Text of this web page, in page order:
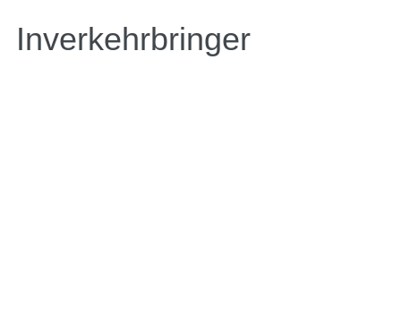
Inverkehrbringer